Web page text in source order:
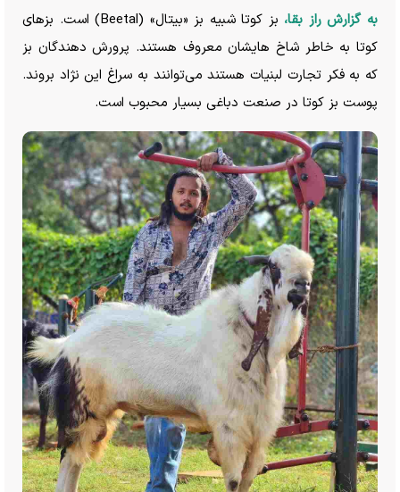
به گزارش راز بقا،
بز کوتا شبیه بز «بیتال» (Beetal) است. بز‌های
کوتا به خاطر شاخ هایشان معروف هستند. پرورش دهندگان بز
که به فکر تجارت لبنیات هستند می‌توانند به سراغ این نژاد بروند.
پوست بز کوتا در صنعت دباغی بسیار محبوب است.